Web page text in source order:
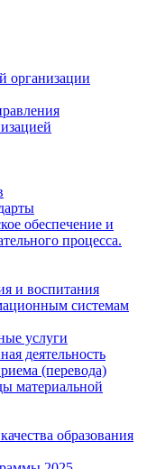
организации
обеспечение и
процесса.
и воспитания
системам
услуги
деятельность
(перевода)
материальной
образования